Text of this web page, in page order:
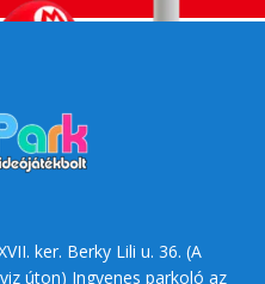
ker. Berky Lili u. 36. (A
úton) Ingyenes parkoló az